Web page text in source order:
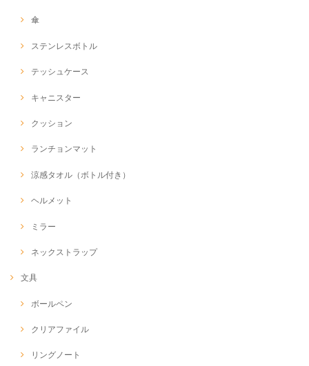
傘
ステンレスボトル
テッシュケース
キャニスター
クッション
ランチョンマット
涼感タオル（ボトル付き）
ヘルメット
ミラー
ネックストラップ
文具
ボールペン
クリアファイル
リングノート